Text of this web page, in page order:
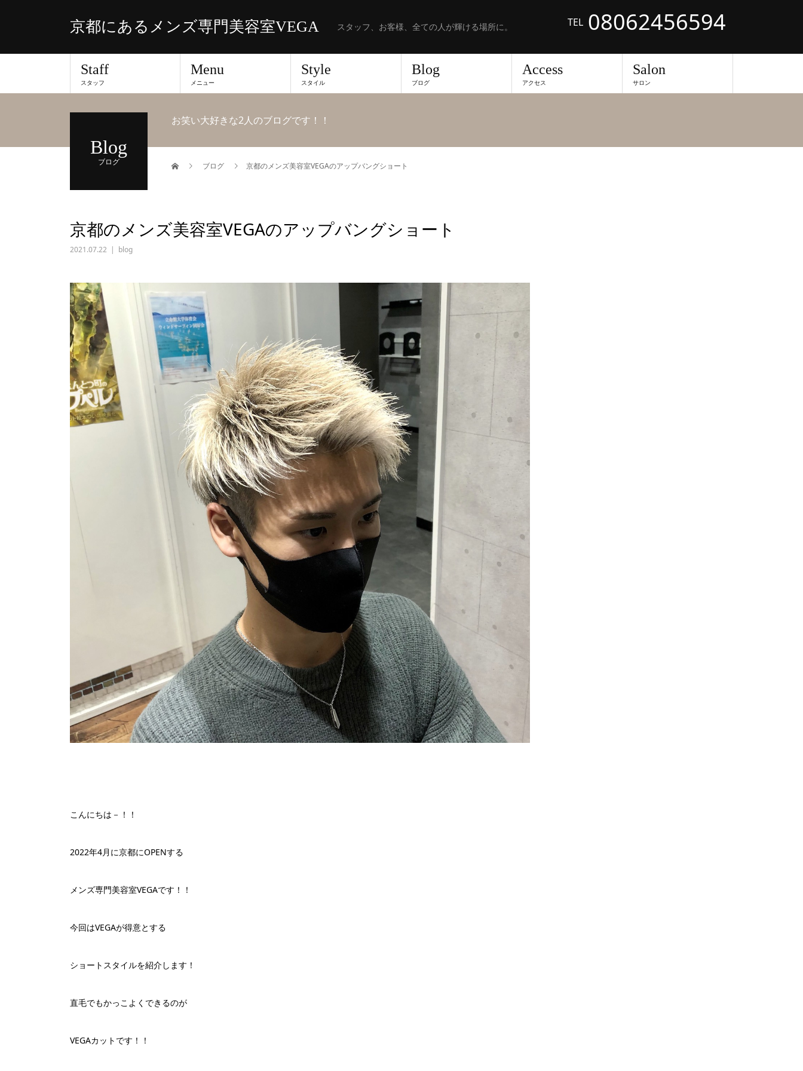
京都にあるメンズ専門美容室VEGA スタッフ、お客様、全ての人が輝ける場所に。 TEL 08062456594
Staff
スタッフ
Menu
メニュー
Style
スタイル
Blog
ブログ
Access
アクセス
Salon
サロン
Blog
ブログ
お笑い大好きな2人のブログです！！
ブログ 京都のメンズ美容室VEGAのアップバングショート
京都のメンズ美容室VEGAのアップバングショート
2021.07.22 blog
こんにちは－！！
2022年4月に京都にOPENする
メンズ専門美容室VEGAです！！
今回はVEGAが得意とする
ショートスタイルを紹介します！
直毛でもかっこよくできるのが
VEGAカットです！！